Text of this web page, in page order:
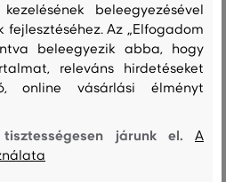
AKCIÓ -50%
DZSEKI GANT DRESSED BOMBER
beleegyezésével
Az „Elfogadom
beleegyezik abba, hogy
releváns hirdetéseket
online vásárlási élményt
járunk el.A